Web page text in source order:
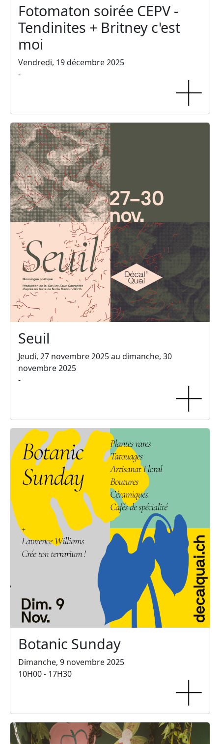
Fotomaton soirée CEPV -
Tendinites + Britney c'est
moi
Vendredi, 19 décembre 2025
-
Seuil
Jeudi, 27 novembre 2025 au dimanche, 30
novembre 2025
-
Botanic Sunday
Dimanche, 9 novembre 2025
10H00 - 17H30